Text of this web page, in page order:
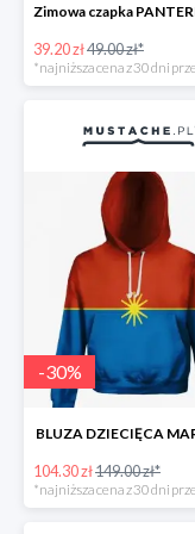
39.20 zł49.00 zł*
-30%
BLUZA DZIECIĘCA
104.30 zł149.00 zł*